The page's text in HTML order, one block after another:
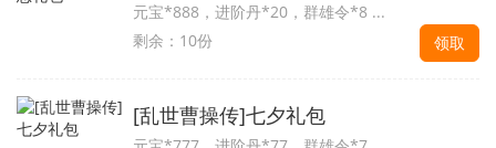
元宝*888，进阶丹*20，群雄令*8 ...
剩余：10份
领取
[乱世曹操传]七夕礼包